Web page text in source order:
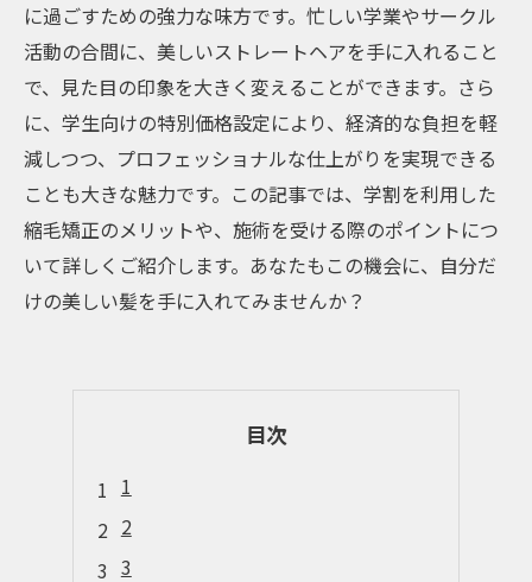
に過ごすための強力な味方です。忙しい学業やサークル
活動の合間に、美しいストレートヘアを手に入れること
で、見た目の印象を大きく変えることができます。さら
に、学生向けの特別価格設定により、経済的な負担を軽
減しつつ、プロフェッショナルな仕上がりを実現できる
ことも大きな魅力です。この記事では、学割を利用した
縮毛矯正のメリットや、施術を受ける際のポイントにつ
いて詳しくご紹介します。あなたもこの機会に、自分だ
けの美しい髪を手に入れてみませんか？
目次
1
2
3